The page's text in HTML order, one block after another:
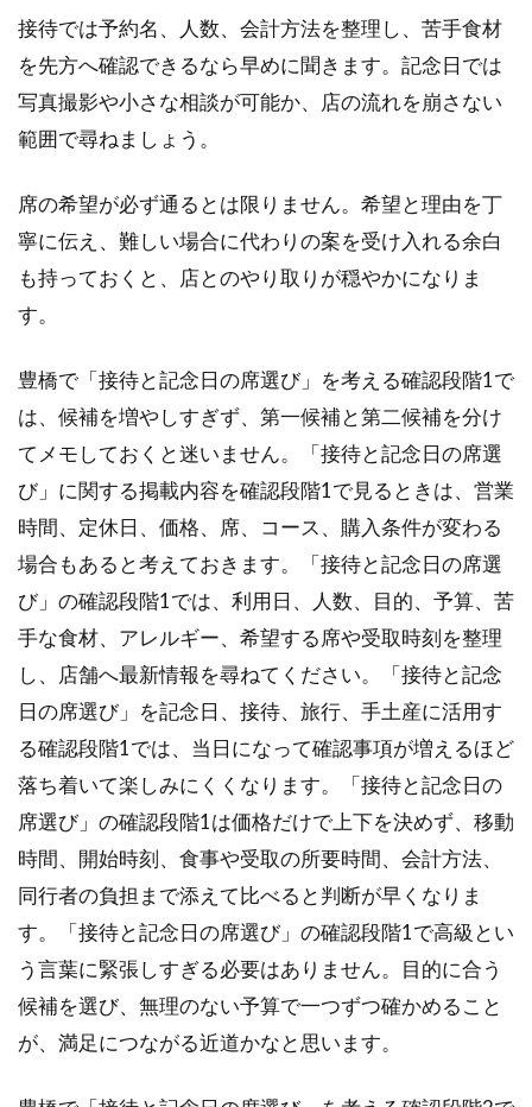
接待では予約名、人数、会計方法を整理し、苦手食材
を先方へ確認できるなら早めに聞きます。記念日では
写真撮影や小さな相談が可能か、店の流れを崩さない
範囲で尋ねましょう。
席の希望が必ず通るとは限りません。希望と理由を丁
寧に伝え、難しい場合に代わりの案を受け入れる余白
も持っておくと、店とのやり取りが穏やかになりま
す。
豊橋で「接待と記念日の席選び」を考える確認段階1で
は、候補を増やしすぎず、第一候補と第二候補を分け
てメモしておくと迷いません。「接待と記念日の席選
び」に関する掲載内容を確認段階1で見るときは、営業
時間、定休日、価格、席、コース、購入条件が変わる
場合もあると考えておきます。「接待と記念日の席選
び」の確認段階1では、利用日、人数、目的、予算、苦
手な食材、アレルギー、希望する席や受取時刻を整理
し、店舗へ最新情報を尋ねてください。「接待と記念
日の席選び」を記念日、接待、旅行、手土産に活用す
る確認段階1では、当日になって確認事項が増えるほど
落ち着いて楽しみにくくなります。「接待と記念日の
席選び」の確認段階1は価格だけで上下を決めず、移動
時間、開始時刻、食事や受取の所要時間、会計方法、
同行者の負担まで添えて比べると判断が早くなりま
す。「接待と記念日の席選び」の確認段階1で高級とい
う言葉に緊張しすぎる必要はありません。目的に合う
候補を選び、無理のない予算で一つずつ確かめること
が、満足につながる近道かなと思います。